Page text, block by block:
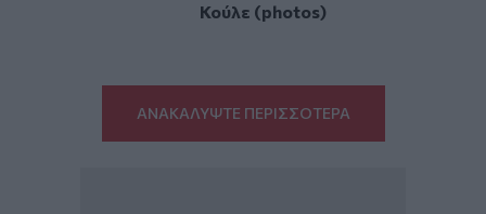
Κούλε (photos)
ΑΝΑΚΑΛΥΨΤΕ ΠΕΡΙΣΣΟΤΕΡΑ